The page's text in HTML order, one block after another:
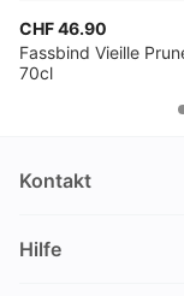
CHF 46.90
Fassbind Vieille
70cl
Kontakt
Nüschelerstrasse 35
Hilfe